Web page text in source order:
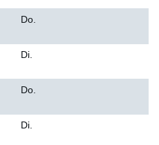
Do.
Di.
Do.
Di.